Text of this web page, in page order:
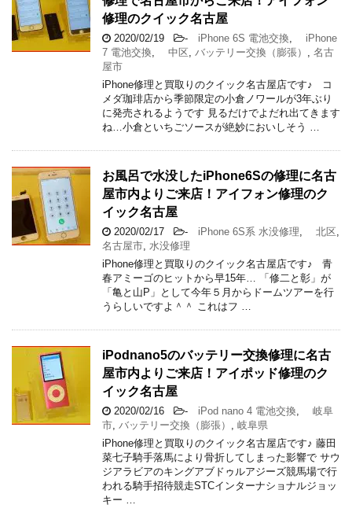
修理のクイック名古屋
2020/02/19 - iPhone 6S 電池交換
iPhone
7 電池交換
中区 バッテリー交換（膨張）
名古
屋市
iPhone修理と買取りのクイック名古屋店です♪ コ
メダ珈琲店から季節限定の小倉ノワールが3年ぶり
に発売されるようです 見るだけでよだれ出てきます
ね…小倉といちごソースが絶妙においしそう …
お風呂で水没したiPhone6Sの修理に名古
屋市内よりご来店！アイフォン修理のク
イック名古屋
2020/02/17 - iPhone 6S系 水没修理 北区
名古屋市 水没修理
iPhone修理と買取りのクイック名古屋店です♪ 青
春アミーゴのヒットから早15年… 「修二と彰」が
「亀と山P」として今年５月からドームツアーを行
うらしいですよ＾＾ これはフ …
iPodnano5のバッテリー交換修理に名古
屋市内よりご来店！アイポッド修理のク
イック名古屋
2020/02/16 - iPod nano 4 電池交換
岐阜
市 バッテリー交換（膨張）
岐阜県
iPhone修理と買取りのクイック名古屋店です♪ 藤田
菜七子騎手落馬により骨折してしまった影響で サウ
ジアラビアのキングアブドゥルアジーズ競馬場で行
われる騎手招待競走STCインターナショナルジョッ
キー …